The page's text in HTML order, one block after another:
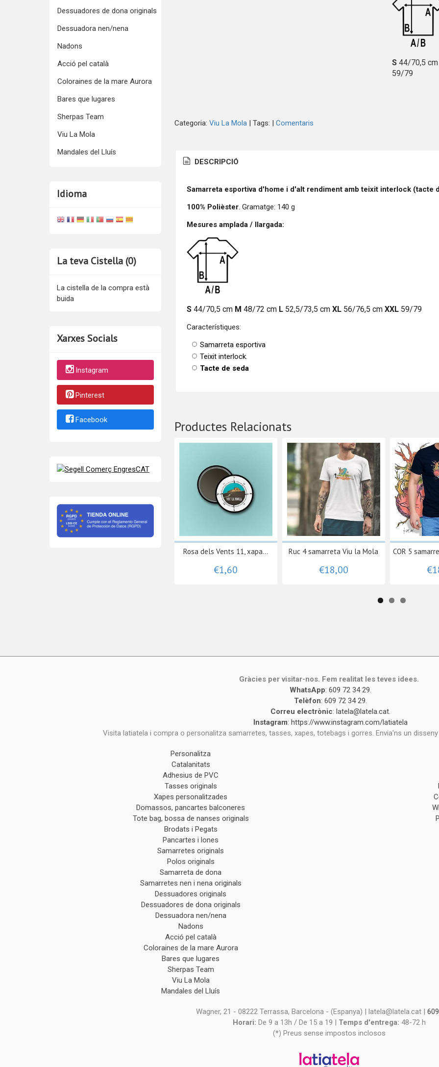
Dessuadores de dona originals
Dessuadora nen/nena
Nadons
Acció pel català
Coloraines de la mare Aurora
Bares que lugares
Sherpas Team
Viu La Mola
Mandales del Lluís
Idioma
La teva Cistella (0)
La cistella de la compra està
buida
Xarxes Socials
Instagram
Pinterest
Facebook
S44/70,5 cm
59/79
Categoria: Viu La Mola| Tags: | Comentaris
DESCRIPCIÓ
Samarreta esportiva d'home i d'alt rendiment amb teixit interlock (tacte
100% Polièster . Gramatge: 140 g
Mesures amplada / llargada:
S 44/70,5 cm M 48/72 cm L 52,5/73,5 cmXL 56/76,5 cmXXL 59/79
Característiques:
Samarreta esportiva
Teixit interlock.
Tacte de seda
Productes Relacionats
Rosa dels Vents 11, xapa...
€1,60
Ruc 4 samarreta Viu la Mola
€18,00
COR 5
Gràcies per visitar-nos. Fem realitat les teves idees.
WhatsApp:609 72 34 29.
Telèfon:609 72 34 29.
Correu electrònic:latela@latela.cat.
Instagram:https://www.instagram.com/latiatela
Visita latiatela i compra o personalitza samarretes, tasses, xapes, totebags i gorres. Envia'ns un
Personalitza
Catalanitats
Adhesius de PVC
Tasses originals
Xapes personalitzades
Domassos, pancartes balconeres
Tote bag, bossa de nanses originals
Brodats i Pegats
Pancartes i lones
Samarretes originals
Polos originals
Samarreta de dona
Samarretes nen i nena originals
Dessuadores originals
Dessuadores de dona originals
Dessuadora nen/nena
Nadons
Acció pel català
Coloraines de la mare Aurora
Bares que lugares
Sherpas Team
Viu La Mola
Mandales del Lluís
Wagner, 21 - 08222 Terrassa, Barcelona - (Espanya) | latela@latela.cat |
Horari: De 9 a 13h / De 15 a 19 | Temps d'entrega: 48-72 h
(*) Preus sense impostos inclosos